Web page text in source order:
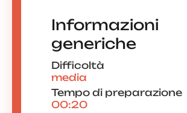
Informazioni
generiche
Difficoltà
media
Tempo di preparazione
00:20